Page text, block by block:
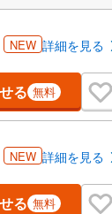
NEW 詳細を見る
る 無料
NEW 詳細を見る
る 無料